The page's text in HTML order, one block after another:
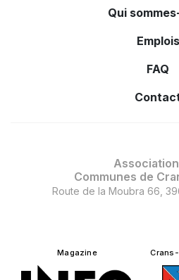
Qui
Emplois
FAQ
Communes de
Route de la Moubra 66,
Magazine